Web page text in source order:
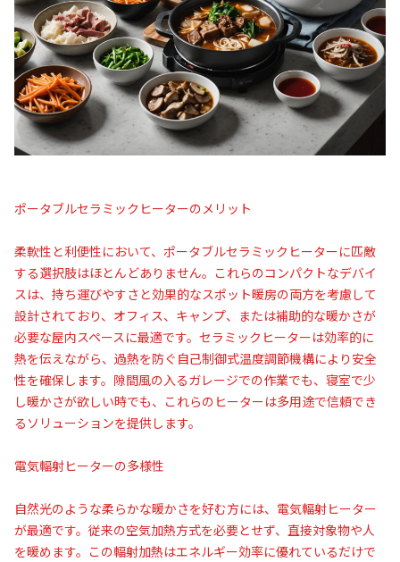
ポータブルセラミックヒーターのメリット
柔軟性と利便性において、ポータブルセラミックヒーターに匹敵
する選択肢はほとんどありません。これらのコンパクトなデバイ
スは、持ち運びやすさと効果的なスポット暖房の両方を考慮して
設計されており、オフィス、キャンプ、または補助的な暖かさが
必要な屋内スペースに最適です。セラミックヒーターは効率的に
熱を伝えながら、過熱を防ぐ自己制御式温度調節機構により安全
性を確保します。隙間風の入るガレージでの作業でも、寝室で少
し暖かさが欲しい時でも、これらのヒーターは多用途で信頼でき
るソリューションを提供します。
電気輻射ヒーターの多様性
自然光のような柔らかな暖かさを好む方には、電気輻射ヒーター
が最適です。従来の空気加熱方式を必要とせず、直接対象物や人
を暖めます。この輻射加熱はエネルギー効率に優れているだけで